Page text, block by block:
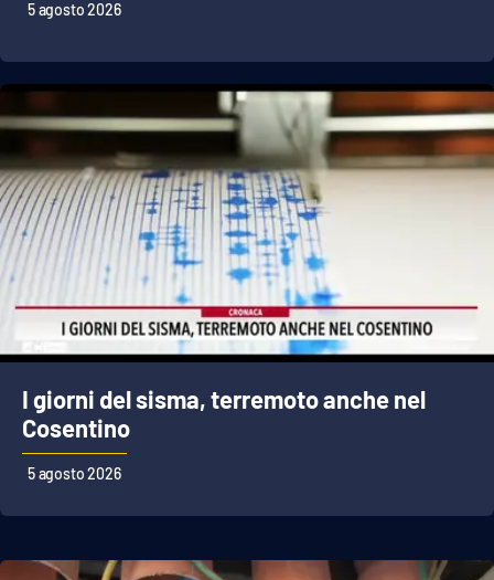
Android
5 agosto 2026
I giorni del sisma, terremoto anche nel
Cosentino
5 agosto 2026